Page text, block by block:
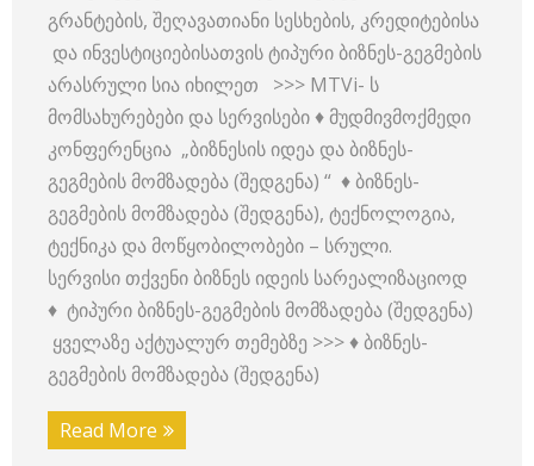
გრანტების, შეღავათიანი სესხების, კრედიტებისა
და ინვესტიციებისათვის ტიპური ბიზნეს-გეგმების
არასრული სია იხილეთ >>> MTVi- ს
მომსახურებები და სერვისები ♦ მუდმივმოქმედი
კონფერენცია „ბიზნესის იდეა და ბიზნეს-
გეგმების მომზადება (შედგენა) “ ♦ ბიზნეს-
გეგმების მომზადება (შედგენა), ტექნოლოგია,
ტექნიკა და მოწყობილობები – სრული.
სერვისი თქვენი ბიზნეს იდეის სარეალიზაციოდ
♦ ტიპური ბიზნეს-გეგმების მომზადება (შედგენა)
ყველაზე აქტუალურ თემებზე >>> ♦ ბიზნეს-
გეგმების მომზადება (შედგენა)
Read More